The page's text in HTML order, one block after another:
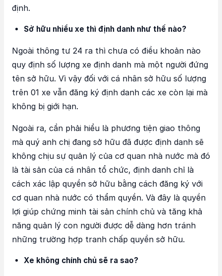
định.
Sở hữu nhiều xe thì định danh như thế nào?
Ngoài thông tư 24 ra thì chưa có điều khoản nào
quy định số lượng xe định danh mà một người đứng
tên sở hữu. Vì vậy đối với cá nhân sở hữu số lượng
trên 01 xe vẫn đăng ký định danh các xe còn lại mà
không bị giới hạn.
Ngoài ra, cần phải hiểu là phương tiện giao thông
mà quý anh chị đang sở hữu đã được định danh sẽ
không chịu sự quản lý của cơ quan nhà nước mà đó
là tài sản của cá nhân tổ chức, định danh chỉ là
cách xác lập quyền sở hữu bằng cách đăng ký với
cơ quan nhà nước có thẩm quyền. Và đây là quyền
lợi giúp chứng minh tài sản chính chủ và tăng khả
năng quản lý con người được dễ dàng hơn tránh
những trường hợp tranh chấp quyền sở hữu.
Xe không chính chủ sẽ ra sao?